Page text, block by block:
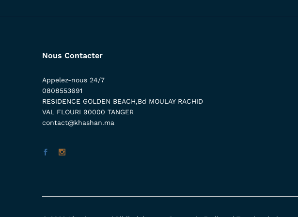
Nous Contacter
Appelez-nous 24/7
0808553691
RESIDENCE GOLDEN BEACH,Bd MOULAY RACHID
VAL FLOURI 90000 TANGER
contact@khashan.ma